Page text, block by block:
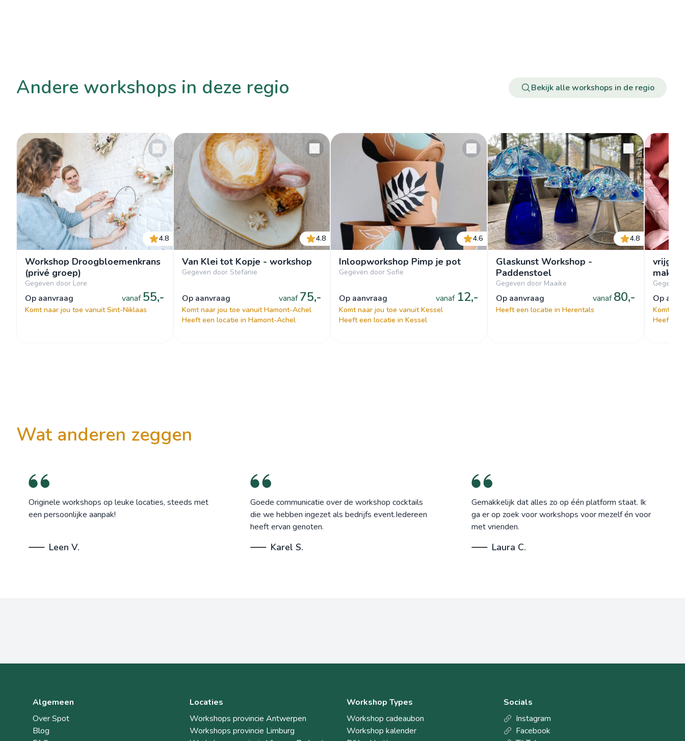
andere workshops in deze regio Bekijk alle workshops in de regio
4.8
Workshop Droogbloemenkrans
(privé groep)
Gegeven door Lore
op aanvraag vanaf 55,-
Komt naar jou toe vanuit Sint-Niklaas
4.8
Van Klei tot Kopje - workshop
Gegeven door Stefanie
op aanvraag vanaf 75,-
Komt naar jou toe vanuit Hamont-Achel
Heeft een locatie in Hamont-Achel
4.6
Inloopworkshop Pimp je pot
Gegeven door Sofie
op aanvraag vanaf 12,-
Komt naar jou toe vanuit Kessel
Heeft een locatie in Kessel
4.8
Glaskunst Workshop -
Paddenstoel
Gegeven door Maaike
op aanvraag vanaf 80,-
Heeft een locatie in Herentals
maken
Gegeven
op
Komt
Heeft
wat anderen zeggen
Originele workshops op leuke locaties, steeds met
een persoonlijke aanpak!
Leen V.
Goede communicatie over de workshop cocktails
die we hebben ingezet als bedrijfs event.Iedereen
heeft ervan genoten.
Karel S.
Gemakkelijk dat alles zo op één platform staat. Ik
ga er op zoek voor workshops voor mezelf én voor
met vrienden.
Laura C.
Algemeen
Over Spot
Blog
Locaties
Workshops provincie Antwerpen
Workshops provincie Limburg
Workshop Types
Workshop cadeaubon
Workshop kalender
Socials
Instagram
Facebook